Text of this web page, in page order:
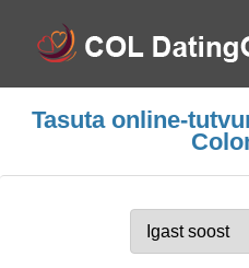
Tasuta online-